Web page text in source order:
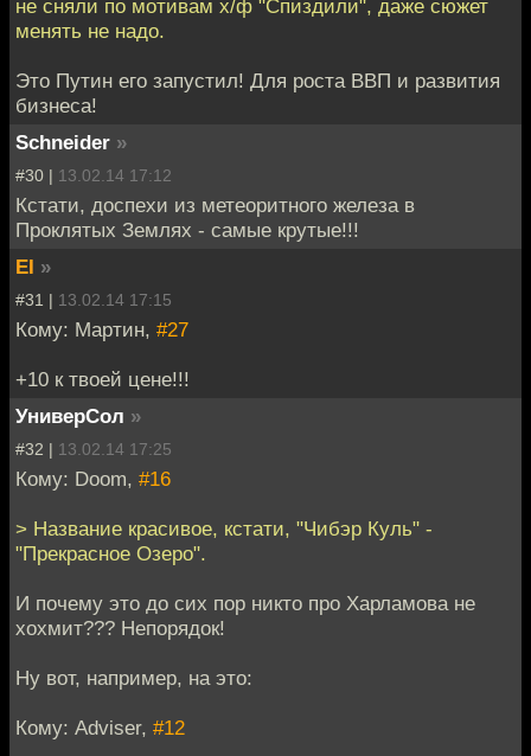
не сняли по мотивам х/ф "Спиздили", даже сюжет
менять не надо.
Это Путин его запустил! Для роста ВВП и развития
бизнеса!
Schneider »
#30 | 13.02.14 17:12
Кстати, доспехи из метеоритного железа в
Проклятых Землях - самые крутые!!!
EI »
#31 | 13.02.14 17:15
Кому: Мартин, #27
+10 к твоей цене!!!
УниверСол »
#32 | 13.02.14 17:25
Кому: Doom, #16
> Название красивое, кстати, "Чибэр Куль" -
"Прекрасное Озеро".
И почему это до сих пор никто про Харламова не
хохмит??? Непорядок!
Ну вот, например, на это:
Кому: Adviser, #12